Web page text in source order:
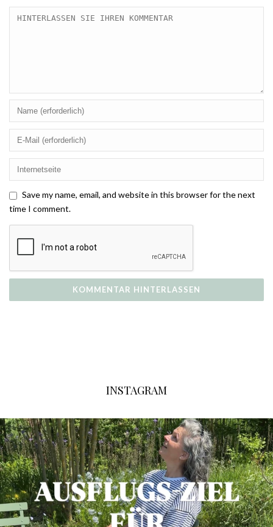
Save my name, email, and website in this browser for the next
time I comment.
INSTAGRAM